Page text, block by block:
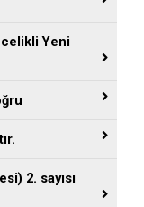
Yeni
2. sayısı